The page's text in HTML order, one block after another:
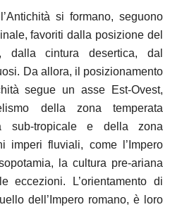
si formano, seguono
favoriti dalla posizione del
dalla cintura desertica, dal
Da allora, il posizionamento
segue un asse Est-Ovest,
della zona temperata
sub-tropicale e della zona
imperi fluviali, come l’Impero
la cultura pre-ariana
eccezioni. L’orientamento di
dell’Impero romano, è loro